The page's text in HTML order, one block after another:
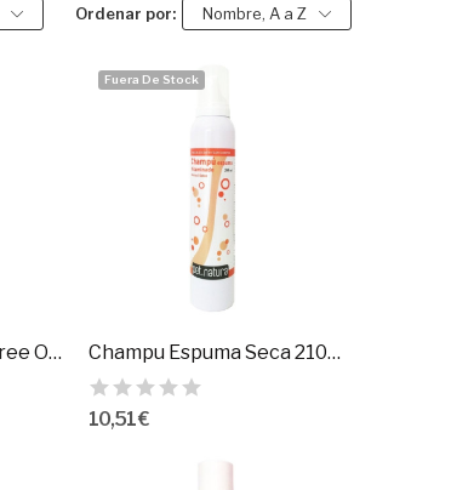
Ordenar por: Nombre, A a Z
Champu Dermo Tea Tree Oil 250Ml. Petnatura
Fuera De Stock
Champu Espuma Seca 210Ml. Petnatura
10,51 €